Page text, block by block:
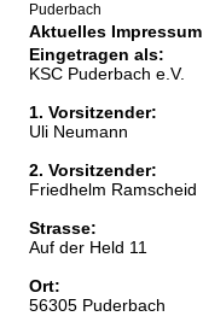
Puderbach
Aktuelles Impressum
Eingetragen als:
KSC Puderbach e.V.
1. Vorsitzender:
Uli Neumann
2. Vorsitzender:
Friedhelm Ramscheid
Strasse:
Auf der Held 11
Ort:
56305 Puderbach